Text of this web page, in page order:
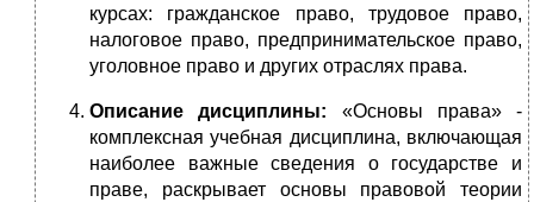
курсах: гражданское право, трудовое право,
налоговое право, предпринимательское право,
уголовное право и других отраслях права.
Описание дисциплины: «Основы права» -
комплексная учебная дисциплина, включающая
наиболее важные сведения о государстве и
праве, раскрывает основы правовой теории